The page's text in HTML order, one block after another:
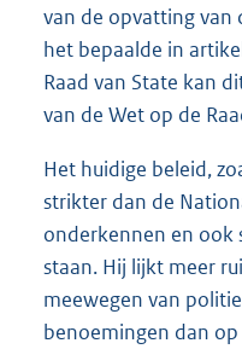
van de opvatting van
het bepaalde in
Raad van State kan
van de Wet op de
Het huidige beleid,
strikter dan de
onderkennen en
staan. Hij lijkt meer
meewegen van
benoemingen dan